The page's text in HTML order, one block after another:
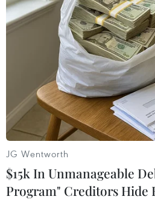
#Tin tức mới nhất
#Tin tức 24h
#Tin tức mới nhất trong ngày
#Tin tức hot
#Thời sự
#Thời
#Bản tin thời sự
#VietnamPlus
TP. Hà Nội
Tp. Hồ Chí Minh
Theo dõi VietnamPlus
JG Wentworth
$15k In Unmanageable
Program" Creditors Hide